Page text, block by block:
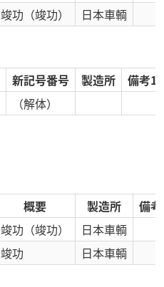
竣功 （竣功） 日本車輌
新記号番号 製造所
備考1
（解体）
概要 製造所
備
竣功 （竣功）
日本車輌
竣功 日本車輌